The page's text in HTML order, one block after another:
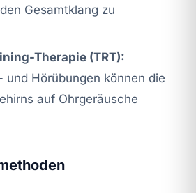
Gesamtklang zu
Therapie (TRT):
und Hörübungen können die
auf Ohrgeräusche